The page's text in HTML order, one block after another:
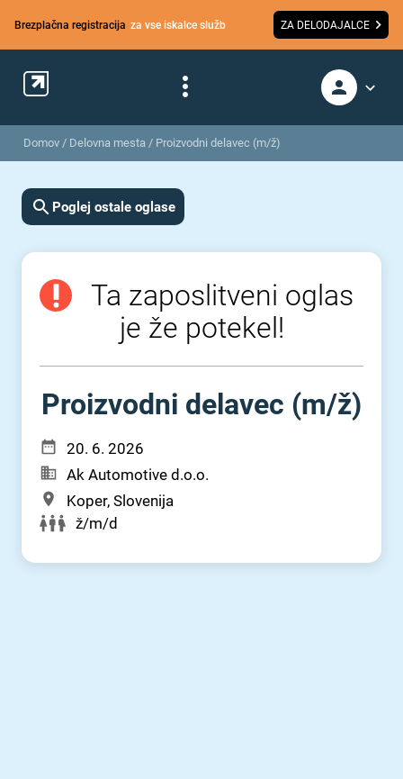
Brezplačna registracija za vse iskalce služb ZA DELODAJALCE
Domov / Delovna mesta / Proizvodni delavec (m/ž)
Poglej ostale oglase
Ta zaposlitveni oglas
je že potekel!
Proizvodni delavec (m⁠/⁠ž)
20. 6. 2026
Ak Automotive d.o.o.
Koper, Slovenija
ž/m/d